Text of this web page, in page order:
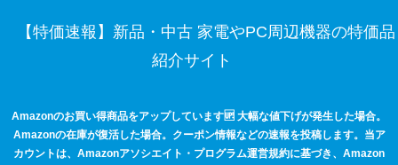
【特価速報】新品・中古 家電やPC周辺機器の特価品
紹介サイト
Amazonのお買い得商品をアップしています🆙 大幅な値下げが発生した場合。
Amazonの在庫が復活した場合。クーポン情報などの速報を投稿します。当ア
カウントは、Amazonアソシエイト・プログラム運営規約に基づき、Amazon